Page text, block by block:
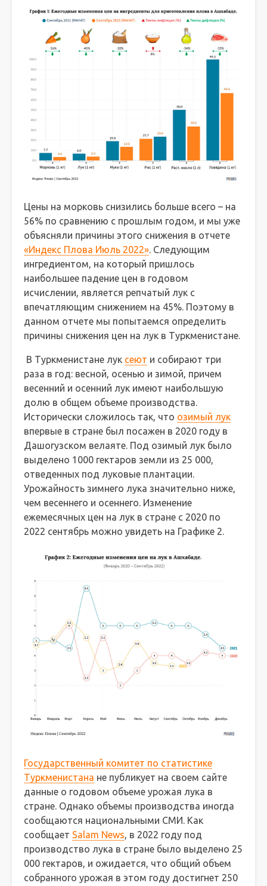
Цены на морковь снизились больше всего – на
56% по сравнению с прошлым годом, и мы уже
объясняли причины этого снижения в отчете
«Индекс Плова Июль 2022». Следующим
ингредиентом, на который пришлось
наибольшее падение цен в годовом
исчислении, является репчатый лук с
впечатляющим снижением на 45%. Поэтому в
данном отчете мы попытаемся определить
причины снижения цен на лук в Туркменистане.
В Туркменистане лук сеют и собирают три
раза в год: весной, осенью и зимой, причем
весенний и осенний лук имеют наибольшую
долю в общем объеме производства.
Исторически сложилось так, что озимый лук
впервые в стране был посажен в 2020 году в
Дашогузском велаяте. Под озимый лук было
выделено 1000 гектаров земли из 25 000,
отведенных под луковые плантации.
Урожайность зимнего лука значительно ниже,
чем весеннего и осеннего. Изменение
ежемесячных цен на лук в стране с 2020 по
2022 сентябрь можно увидеть на Графике 2.
Государственный комитет по статистике
Туркменистана не публикует на своем сайте
данные о годовом объеме урожая лука в
стране. Однако объемы производства иногда
сообщаются национальными СМИ. Как
сообщает Salam News, в 2022 году под
производство лука в стране было выделено 25
000 гектаров, и ожидается, что общий объем
собранного урожая в этом году достигнет 250